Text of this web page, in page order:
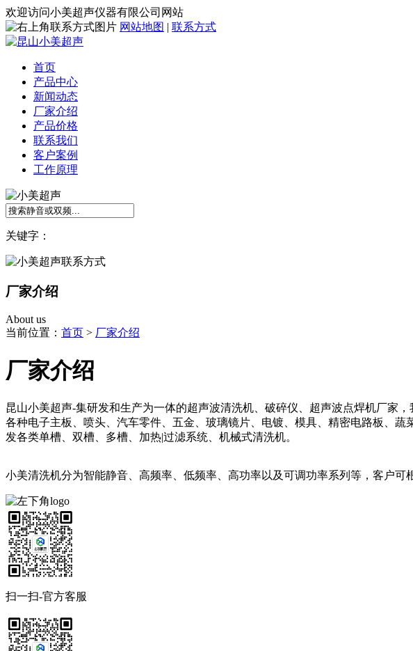
欢迎访问小美超声仪器有限公司网站
网站地图 | 联系方式
首页
产品中心
新闻动态
厂家介绍
产品价格
联系我们
客户案例
工作原理
关键字：
厂家介绍
About us
当前位置： 首页 > 厂家介绍
厂家介绍
昆山小美超声-集研发和生产为一体的超声波清洗机、破碎仪、超声波点焊机厂家
各种电子主板、喷头、汽车零件、五金、玻璃镜片、电镀、模具、精密电路板、
发各类单槽、双槽、多槽、加热|过滤系统、机械式清洗机。
小美清洗机分为智能静音、高频率、低频率、高功率以及可调功率系列等，客户可
扫一扫-官方客服